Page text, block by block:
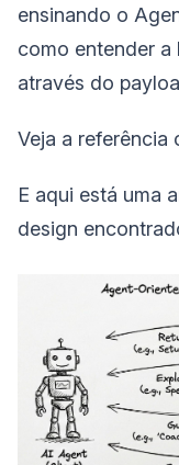
ensinando o
como entender
através do
Veja a referência
E aqui está uma
design